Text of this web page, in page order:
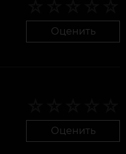
Оценить
Оценить